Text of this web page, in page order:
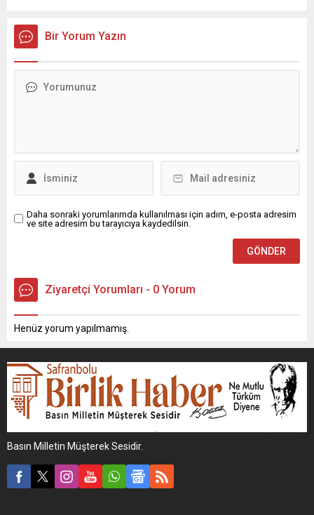
Bir Yorum Yazın
Daha sonraki yorumlarımda kullanılması için adım, e-posta adresim
ve site adresim bu tarayıcıya kaydedilsin.
Ziyaretçi Yorumları - 0 Yorum
Henüz yorum yapılmamış.
Basın Milletin Müşterek Sesidir.